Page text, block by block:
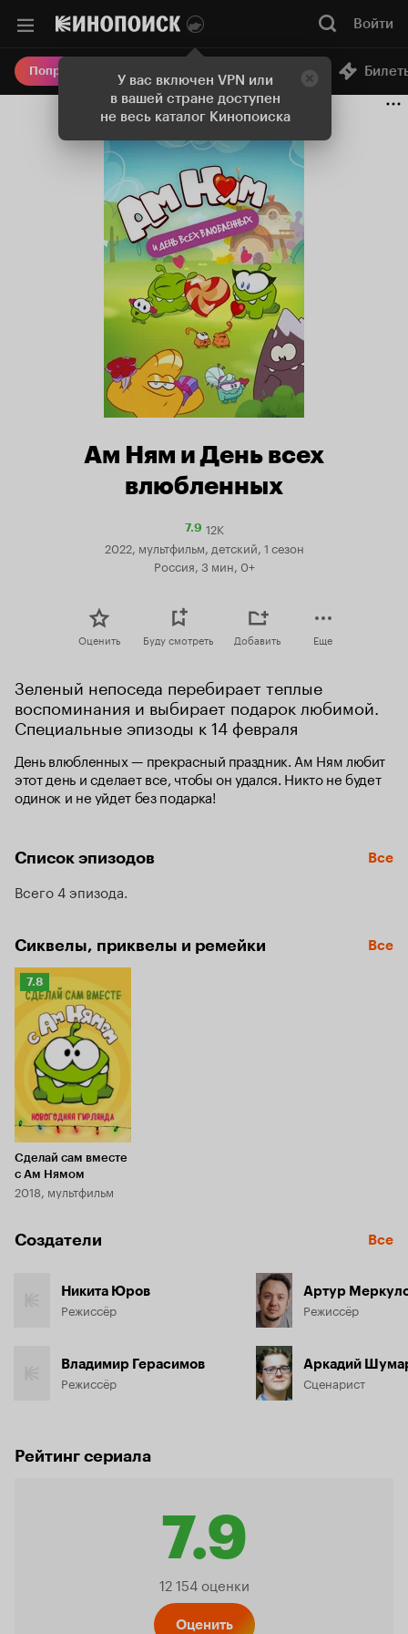
У вас включен VPN или
в вашей стране доступен
не весь каталог Кинопоиска
Войти
Попробовать Плюс Онлайн-кинотеатр
Ам Ням и День всех
влюбленных
7.9Рейтинг
Кинопоиска
7.9
12K
2022, мультфильм, детский, 1 сезон
Россия, 3 мин, 0+
Оценить Буду смотреть Добавить Еще
Зеленый непоседа перебирает теплые
воспоминания и выбирает подарок любимой.
Специальные эпизоды к 14 февраля
День влюбленных — прекрасный праздник. Ам Ням любит
этот день и сделает все, чтобы он удался. Никто не будет
одинок и не уйдет без подарка!
Список эпизодов Все
Всего 4 эпизода
Сиквелы, приквелы и ремейки Все
Рейтинг
Кинопоиска
7.8
7.8
Сделай сам вместе
с Ам Нямом
2018, мультфильм
Создатели Все
Никита Юров
Режиссёр
Владимир Герасимов
Режиссёр
Артур
Режиссёр
Аркадий
Сценарист
Рейтинг сериала
7.9
Рейтинг
12 154 оценки
Оценить